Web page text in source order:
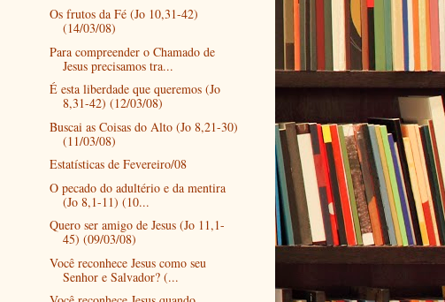
Os frutos da Fé (Jo 10,31-42)
(14/03/08)
Para compreender o Chamado de
Jesus precisamos tra...
É esta liberdade que queremos (Jo
8,31-42) (12/03/08)
Buscai as Coisas do Alto (Jo 8,21-30)
(11/03/08)
Estatísticas de Fevereiro/08
O pecado do adultério e da mentira
(Jo 8,1-11) (10...
Quero ser amigo de Jesus (Jo 11,1-
45) (09/03/08)
Você reconhece Jesus como seu
Senhor e Salvador? (...